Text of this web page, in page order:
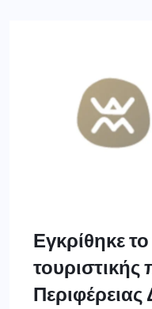
Εγκρίθηκε
Περιφέρειας